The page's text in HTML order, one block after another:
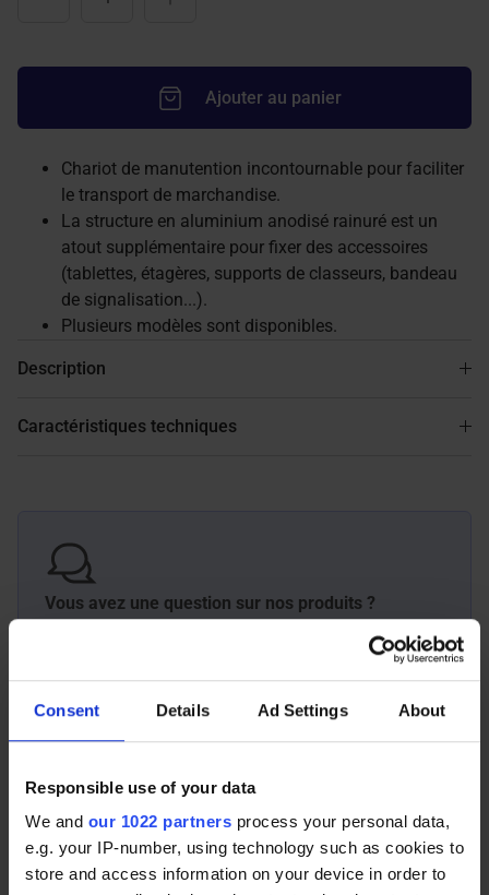
Consent Details Ad Settings About
Responsible use of your data
We and our 1022 partners process your personal data,
e.g. your IP-number, using technology such as cookies to
store and access information on your device in order to
Ajouter au panier
Chariot de manutention incontournable pour faciliter
le transport de marchandise.
La structure en aluminium anodisé rainuré est un
atout supplémentaire pour fixer des accessoires
(tablettes, étagères, supports de classeurs, bandeau
de signalisation...).
Plusieurs modèles sont disponibles.
Description
Caractéristiques techniques
Vous avez une question sur nos produits ?
Contactez-nous par téléphone +33 (0) 2 32 96 07
Contactez nous
Questions fréquentes